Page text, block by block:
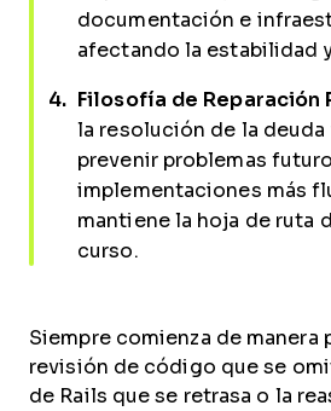
documentación e
afectando la estabilidad
Filosofía de Reparación
la resolución de la
prevenir problemas
implementaciones más
mantiene la hoja de ruta
curso.
Siempre comienza de manera
revisión de código que se
de Rails que se retrasa o la